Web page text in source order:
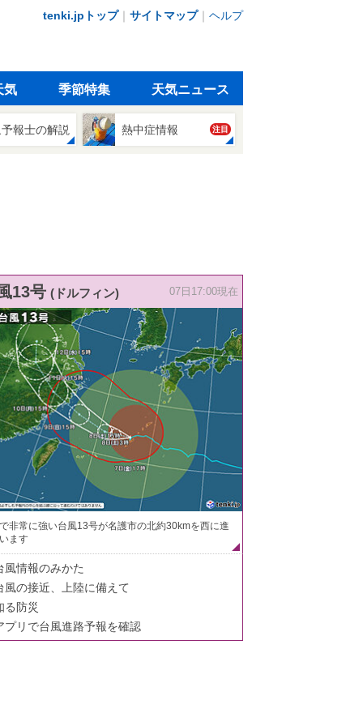
tenki.jpトップ｜ サイトマップ｜ ヘルプ
気 季節特集 天気ニュース
報士の解説 熱中症情報 注目
13号 (ドルフィン) 07日17:00現在
非常に強い台風13号が名護市の北約30kmを西に進
ます
風情報のみかた
風の接近、上陸に備えて
る防災
プリで台風進路予報を確認